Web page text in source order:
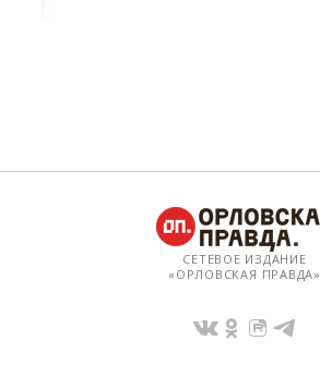
СЕТЕВОЕ ИЗДАНИЕ
«ОРЛОВСКАЯ ПРАВДА»